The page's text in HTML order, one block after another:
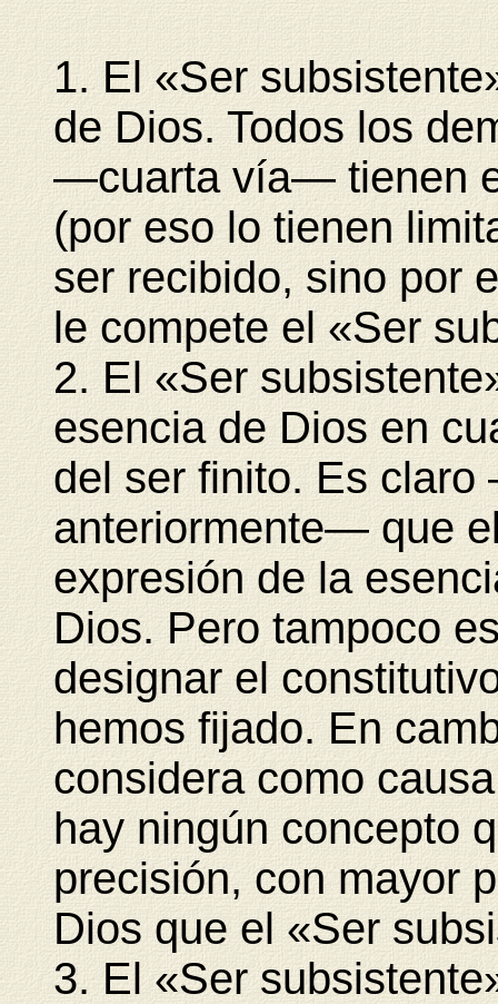
1. El «Ser
de Dios. Todos los
—cuarta vía— tienen
(por eso lo tienen
ser recibido, sino por
le compete el «Ser
2. El «Ser
esencia de Dios en
del ser finito. Es
anteriormente— que
expresión de la
Dios. Pero tampoco
designar el
hemos fijado. En
considera como
hay ningún concepto
precisión, con mayor
Dios que el «Ser
3. El «Ser